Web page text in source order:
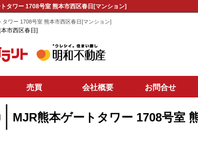
タワー 1708号室 熊本市西区春日[マンション]
タワー 1708号室 熊本市西区春日[マンション]
市西区春日]
売買 会社概要 お問合せ
MJR熊本ゲートタワー 1708号室